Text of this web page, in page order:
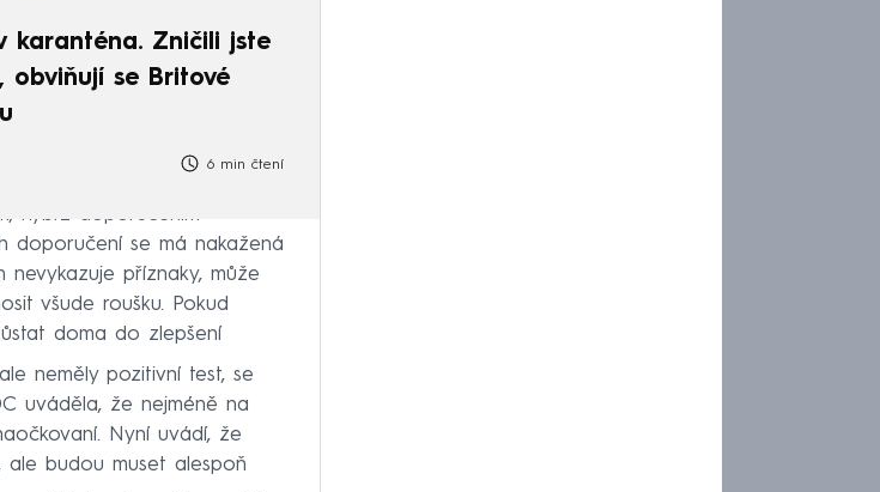
karanténa. Zničili jste
obviňují se Britové
6 min čtení
nýbrž doporučením
doporučení se má nakažená
příznaky, může
všude roušku. Pokud
doma do zlepšení
neměly pozitivní test, se
uváděla, že nejméně na
Nyní uvádí, že
ale budou muset alespoň